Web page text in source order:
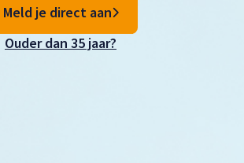
Meld je direct aan
Ouder dan 35 jaar?